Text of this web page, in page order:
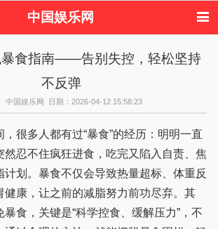
中国娱乐网
塑身 情感
健康
约会 品牌
暴食指南——告别失控，轻松坚持
不反弹
中国娱乐网 日期：2026-04-12 15:58:23
多人都有过“暴食”的经历：明明一直
然忍不住疯狂进食，吃完又陷入自责、焦
计划。暴食不仅会导致热量超标、体重反
健康，让之前的减脂努力前功尽弃。其
食，关键是“科学控食、缓解压力”，不